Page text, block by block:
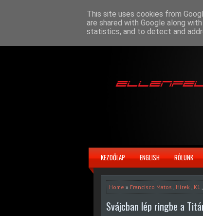
KEZDŐLAP ENGLISH RÓLUNK
Home » Francisco Matos , Hírek , K1 ,
Svájcban lép ringbe a
This site uses cookies from
are shared with Google along
statistics, and to detect and